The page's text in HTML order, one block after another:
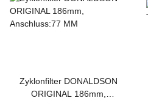
Zyklonfilter DONALDSON
ORIGINAL 186mm,